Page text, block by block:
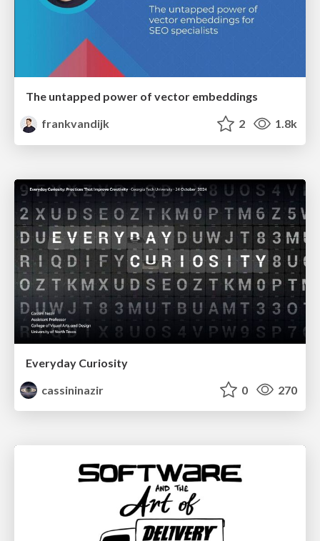
The untapped power of vector embeddings
frankvandijk
2 1.8k
Everyday Curiosity
cassininazir
0 270